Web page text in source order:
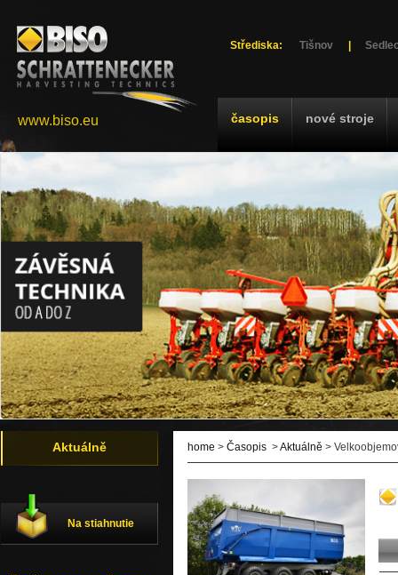
Střediska: Tišnov
časopis nové stroje
www.biso.eu
home > Časopis >Aktuálně >
Aktuálně
Na stiahnutie